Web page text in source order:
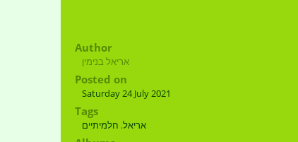
Author
אריאל בנימין
Posted on
Saturday 24 July 2021
Tags
אריאל, חלמיתיים